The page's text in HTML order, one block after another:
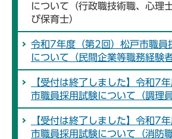
について（行政職技術職、心理
び保育士）
令和7年度（第2回）松戸市職員
について（民間企業等職務経験者
【受付は終了しました】令和7
市職員採用試験について（調理員
【受付は終了しました】令和7
市職員採用試験について（消防職